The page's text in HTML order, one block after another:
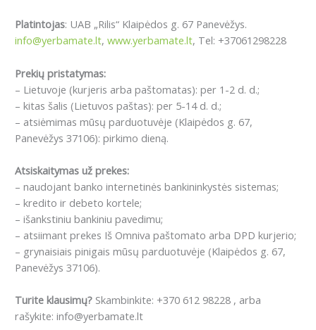
Platintojas: UAB „Rilis“ Klaipėdos g. 67 Panevėžys.
info@yerbamate.lt, www.yerbamate.lt, Tel: +37061298228
Prekių pristatymas:
– Lietuvoje (kurjeris arba paštomatas): per 1-2 d. d.;
– kitas šalis (Lietuvos paštas): per 5-14 d. d.;
– atsiėmimas mūsų parduotuvėje (Klaipėdos g. 67,
Panevėžys 37106): pirkimo dieną.
Atsiskaitymas už prekes:
– naudojant banko internetinės bankininkystės sistemas;
– kredito ir debeto kortele;
– išankstiniu bankiniu pavedimu;
– atsiimant prekes Iš Omniva paštomato arba DPD kurjerio;
– grynaisiais pinigais mūsų parduotuvėje (Klaipėdos g. 67,
Panevėžys 37106).
Turite klausimų? Skambinkite: +370 612 98228 , arba
rašykite: info@yerbamate.lt